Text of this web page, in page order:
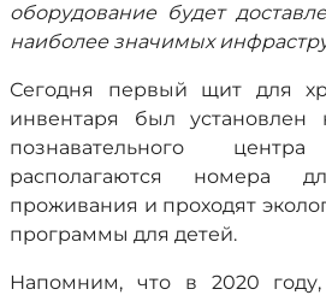
оборудование будет
наиболее значимых
Сегодня первый щит для
инвентаря был установлен
познавательного
располагаются номера
проживания и проходят
программы для детей.
Напомним, что в 2020